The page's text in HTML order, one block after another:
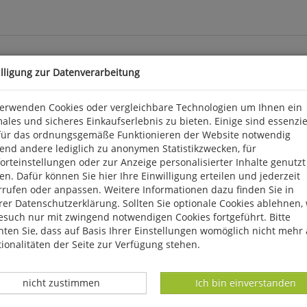
oft weit auseinander. So sind zum Beispiel weit verbreitete
»Gehirnjogging« die Denkfähigkeit verbessert, lediglich
oft diskutierten Themen wie Kindererziehung, Stress und
des Alltags erwerben möchten. Aufl. 2014. 367 S., s/w-Illustr.,
D 51063 Köln, info@avus-bm.de
zur Datenverarbeitung
Cookies oder vergleichbare Technologien um Ihnen ein
und sicheres Einkaufserlebnis zu bieten. Einige sind
das ordnungsgemäße Funktionieren der Website notwendig
andere lediglich zu anonymen Statistikzwecken, für
oder zur Anzeige personalisierter Inhalte genutzt
Dafür können Sie hier Ihre Einwilligung erteilen und jederzeit
oder anpassen. Weitere Informationen dazu finden Sie in
Datenschutzerklärung. Sollten Sie optionale Cookies ablehnen,
nur mit zwingend notwendigen Cookies fortgeführt. Bitte
Sie, dass auf Basis Ihrer Einstellungen womöglich nicht mehr
der Seite zur Verfügung stehen.
Datenverarbeitung -
Ich bin einverstanden
Datenverarbeitung -
nicht zustimmen